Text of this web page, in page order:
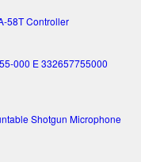
58T Controller
000 E 332657755000
Shotgun Microphone